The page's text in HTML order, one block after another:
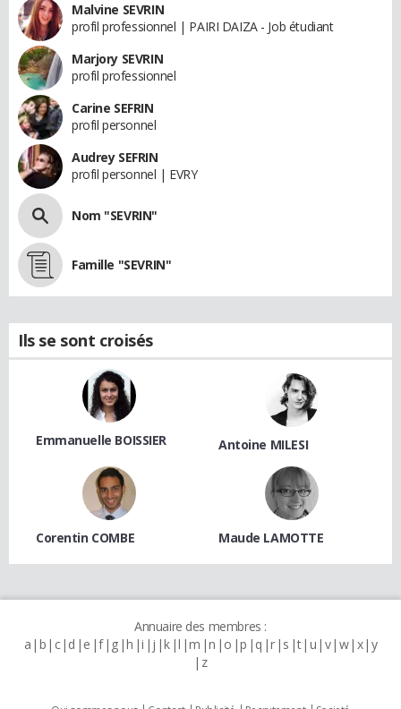
Malvine SEVRIN
profil professionnel | PAIRI DAIZA - Job étudiant
Marjory SEVRIN
profil professionnel
Carine SEFRIN
profil personnel
Audrey SEFRIN
profil personnel | EVRY
Nom "SEVRIN"
Famille "SEVRIN"
Ils se sont croisés
Emmanuelle BOISSIER Antoine MILESI
Corentin COMBE Maude LAMOTTE
Annuaire des membres :
a b c d e f g h i j k l m n o p q r s t u v w x y
z